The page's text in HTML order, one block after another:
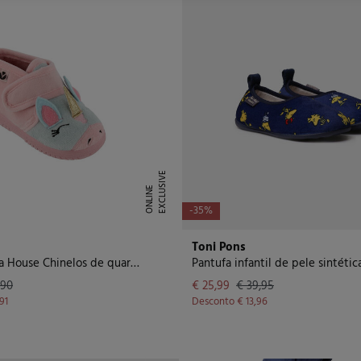
E
X
C
L
U
S I
V
E
O
N
L
I
N
E
Victoria ojalla House Chinelos de quarto de pele de animal com fecho de velcro e sola combinando
-35%
Toni Pons
Pantufa infantil de pele
€ 25,99 € 39,95
Desconto€ 13,96